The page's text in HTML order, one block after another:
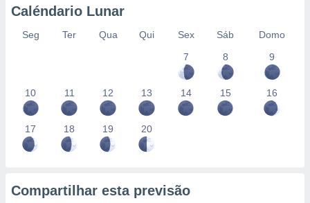
Caléndario Lunar
Seg Ter Qua Qui Sex Sáb
Domo
7
8 9
10 11 12 13 14 15 16
17 18 19 20
Compartilhar esta previsão